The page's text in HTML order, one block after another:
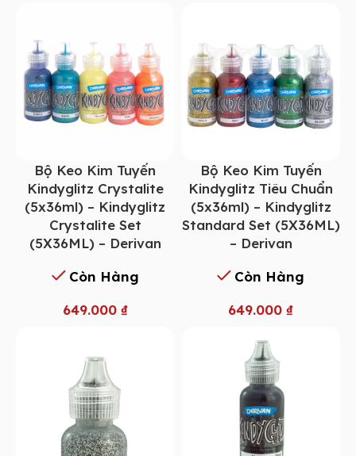
Bộ Keo Kim Tuyến
Kindyglitz Crystalite
(5x36ml) – Kindyglitz
Crystalite Set
(5X36ML) – Derivan
Còn Hàng
649.000 ₫
Bộ Keo Kim Tuyến
Kindyglitz Tiêu Chuẩn
(5x36ml) – Kindyglitz
Standard Set (5X36ML)
– Derivan
Còn Hàng
649.000₫